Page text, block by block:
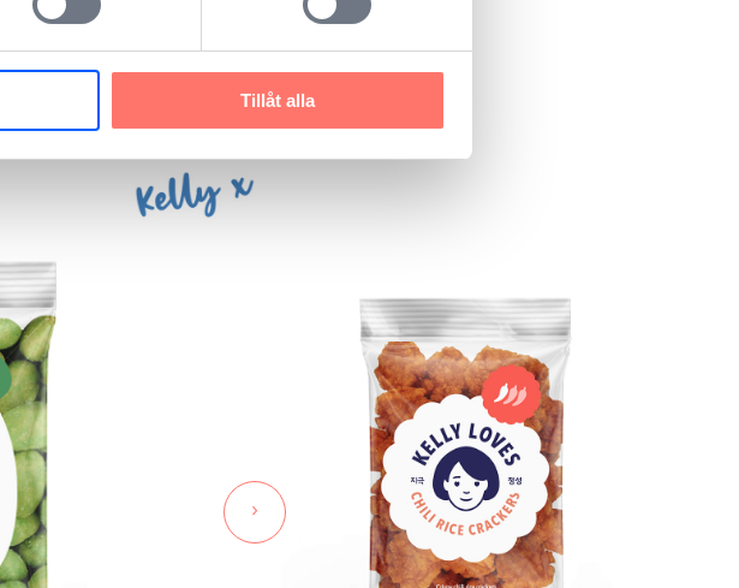
Tillåt alla
har valt ut mina favoriter åt dig, att
›